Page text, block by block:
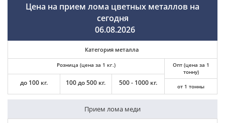
Цена на прием лома цветных металлов на
сегодня
06.08.2026
Категория металла
Розница (цена за 1 кг.)
до 100 кг. 100 до 500 кг. 500 - 1000 кг.
Опт (цена за 1
тонну)
от 1 тонны
Прием лома меди